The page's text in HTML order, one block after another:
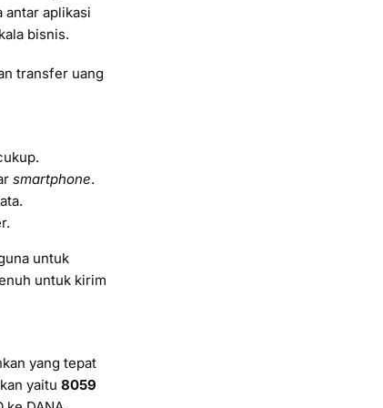
antar aplikasi
bisnis.
transfer uang
smartphone.
untuk
untuk kirim
yang tepat
yaitu 8059